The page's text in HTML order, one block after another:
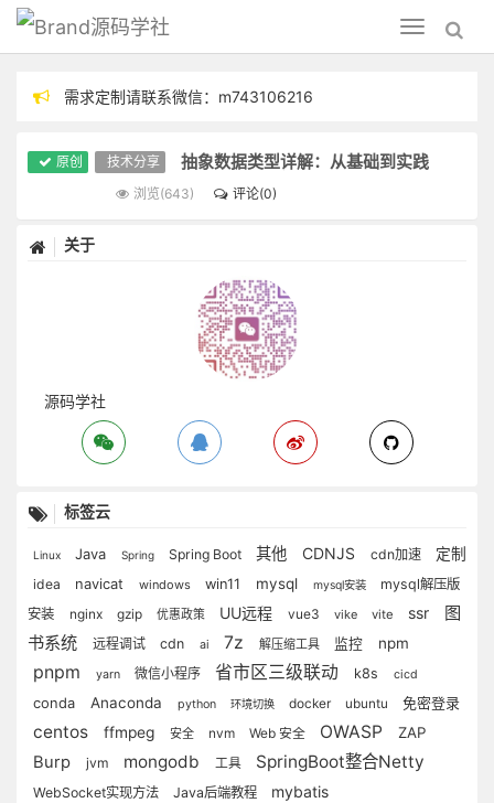
Toggle
navigation
源码学社
需求定制请联系微信：m743106216
原创 技术分享 抽象数据类型详解：从基础到实践
浏览(643) 评论(0)
关于
源码学社
标签云
Linux Java Spring Spring Boot 其他 CDNJS cdn加速 定制
idea navicat windows win11 mysql mysql安装
mysql解压版
安装
nginx gzip 优惠政策 UU远程 vue3 vike vite ssr
图
书系统
远程调试 cdn ai 7z 解压缩工具 监控 npm
pnpm yarn 微信小程序 省市区三级联动 k8s cicd
conda Anaconda python 环境切换 docker ubuntu 免密登录
centos ffmpeg 安全 nvm Web 安全 OWASP ZAP
Burp jvm mongodb 工具 SpringBoot整合Netty
WebSocket实现方法 Java后端教程 mybatis